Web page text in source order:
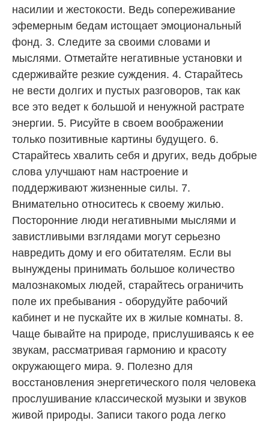
насилии и жестокости. Ведь сопереживание
эфемерным бедам истощает эмоциональный
фонд. 3. Следите за своими словами и
мыслями. Отметайте негативные установки и
сдерживайте резкие суждения. 4. Старайтесь
не вести долгих и пустых разговоров, так как
все это ведет к большой и ненужной растрате
энергии. 5. Рисуйте в своем воображении
только позитивные картины будущего. 6.
Старайтесь хвалить себя и других, ведь добрые
слова улучшают нам настроение и
поддерживают жизненные силы. 7.
Внимательно относитесь к своему жилью.
Посторонние люди негативными мыслями и
завистливыми взглядами могут серьезно
навредить дому и его обитателям. Если вы
вынуждены принимать большое количество
малознакомых людей, старайтесь ограничить
поле их пребывания - оборудуйте рабочий
кабинет и не пускайте их в жилые комнаты. 8.
Чаще бывайте на природе, прислушиваясь к ее
звукам, рассматривая гармонию и красоту
окружающего мира. 9. Полезно для
восстановления энергетического поля человека
прослушивание классической музыки и звуков
живой природы. Записи такого рода легко